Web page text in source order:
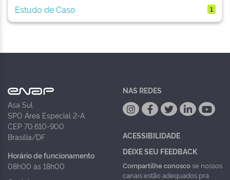
Estudo de Caso
1
Asa Sul
SPO Área Especial 2-A
CEP 70.610-900
Brasília/DF
Horário de funcionamento
08h00 às 18h00
NAS REDES
ACESSIBILIDADE
DEIXE SEU FEEDBACK
Compartilhe conoscose nossos
canais estão adequados pra